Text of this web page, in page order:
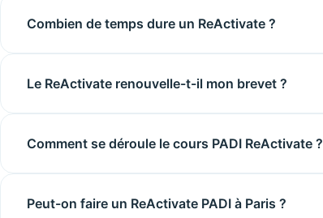
Combien de temps dure un ReActivate ?
Le ReActivate renouvelle-t-il mon brevet ?
Comment se déroule le cours PADI ReActivate ?
Peut-on faire un ReActivate PADI à Paris ?